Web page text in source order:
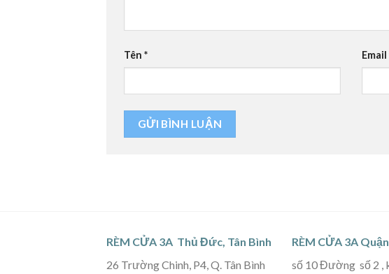
Tên * Email
RÈM CỬA 3A Thủ Đức, Tân Bình
26 Trường Chinh, P4, Q. Tân Bình
RÈM CỬA 3A
số 10 Đường số 2 ,